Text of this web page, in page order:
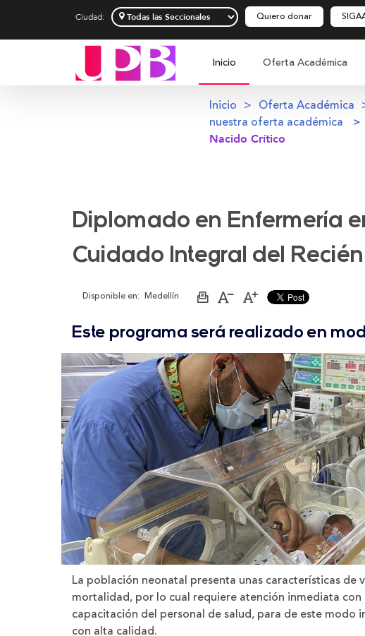
Ciudad: Quiero donar
Inicio Oferta Académica
Inicio Oferta Académica
nuestra oferta académica
Nacido Crítico
Diplomado en Enfermería
Cuidado Integral del
Disponible en: Medellín
ImprimirAumentar
de
letra
Disminuir
de
letra
Este programa será realizado en
La población neonatal presenta unas características
mortalidad, por lo cual requiere atención inmediata
capacitación del personal de salud, para de este modo
con alta calidad.